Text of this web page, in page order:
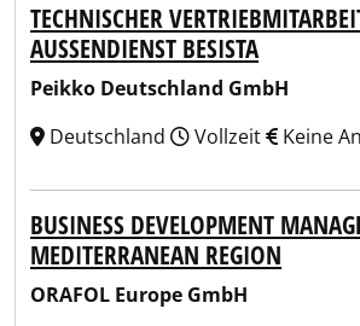
TECHNISCHER
AUSSENDIENST BESISTA
Peikko Deutschland GmbH
Deutschland
Vollzeit Keine
BUSINESS DEVELOPMENT
MEDITERRANEAN REGION
ORAFOL Europe GmbH